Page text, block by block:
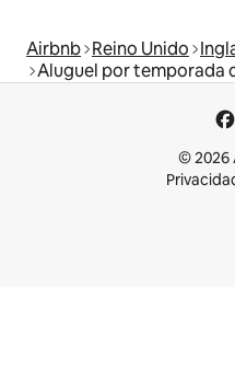
Airbnb Reino Unido
Aluguel por temporada
© 2026